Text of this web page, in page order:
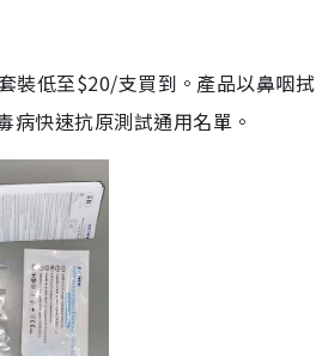
裝低至$20/支買到。產品以鼻咽
快速抗原測試通用名單。